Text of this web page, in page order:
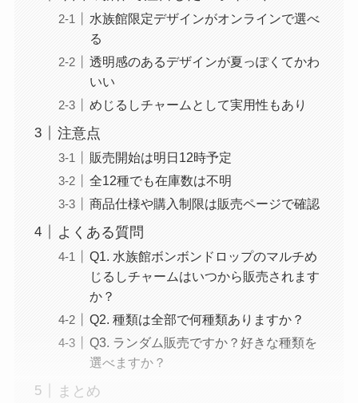
水族館限定デザインがオンラインで選べ
る
透明感のあるデザインが夏っぽくてかわ
いい
めじるしチャームとして実用性もあり
注意点
販売開始は明日12時予定
全12種でも在庫数は不明
商品仕様や購入制限は販売ページで確認
よくある質問
Q1. 水族館ボンボンドロップのマルチめ
じるしチャームはいつから販売されます
か？
Q2. 種類は全部で何種類ありますか？
Q3. ランダム販売ですか？好きな種類を
選べますか？
まとめ